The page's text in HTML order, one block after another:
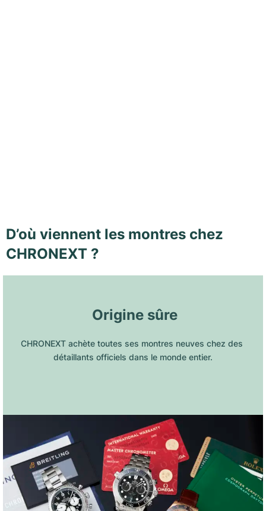
D’où viennent les montres chez
CHRONEXT ?
Origine sûre
CHRONEXT achète toutes ses montres neuves chez des
détaillants officiels dans le monde entier.